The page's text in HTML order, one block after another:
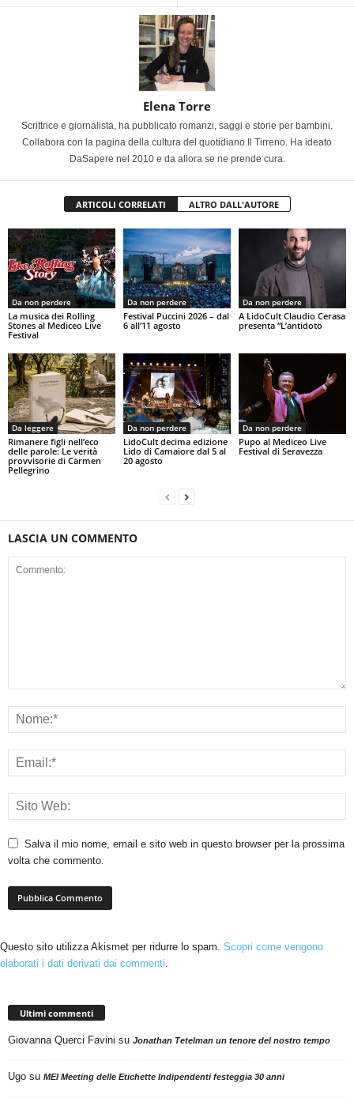
Elena Torre
Scrittrice e giornalista, ha pubblicato romanzi, saggi e storie per bambini.
Collabora con la pagina della cultura del quotidiano Il Tirreno. Ha ideato
DaSapere nel 2010 e da allora se ne prende cura.
ARTICOLI CORRELATI ALTRO DALL'AUTORE
Da non perdere
La musica dei Rolling
Stones al Mediceo Live
Festival
Da non perdere
Festival Puccini 2026 – dal
6 all’11 agosto
Da non perdere
A LidoCult Claudio Cerasa
presenta “L’antidoto
Da leggere
Rimanere figli nell’eco
delle parole: Le verità
provvisorie di Carmen
Pellegrino
Da non perdere
LidoCult decima edizione
Lido di Camaiore dal 5 al
20 agosto
Da non perdere
Pupo al Mediceo Live
Festival di Seravezza
LASCIA UN COMMENTO
Salva il mio nome, email e sito web in questo browser per la prossima
volta che commento.
Questo sito utilizza Akismet per ridurre lo spam. Scopri come vengono
elaborati i dati derivati dai commenti.
Ultimi commenti
Giovanna Querci Favini su Jonathan Tetelman un tenore del nostro tempo
Ugo su MEI Meeting delle Etichette Indipendenti festeggia 30 anni